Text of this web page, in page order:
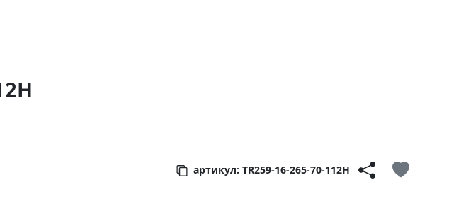
артикул: TR259-16-265-70-112H